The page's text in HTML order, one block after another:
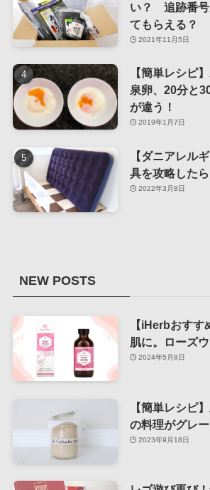
い？ 追跡番号
てもらえる？
2021年11月5日
【簡単レシピ
泉卵、20分と
が違う！
2019年1月7日
【ダニアレル
具を攻略した
2022年3月8日
NEW POSTS
【iHerbおすす
肌に。ローズ
2024年5月8日
【簡単レシピ
の料理がグレ
2023年9月18日